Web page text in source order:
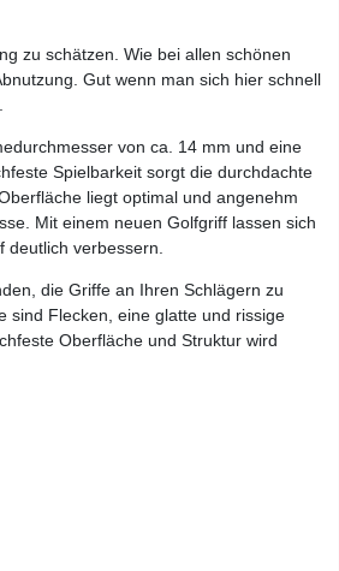
zu schätzen. Wie bei allen schönen
Gut wenn man sich hier schnell
von ca. 14 mm und eine
Spielbarkeit sorgt die durchdachte
liegt optimal und angenehm
Mit einem neuen Golfgriff lassen sich
verbessern.
die Griffe an Ihren Schlägern zu
sind Flecken, eine glatte und rissige
Oberfläche und Struktur wird